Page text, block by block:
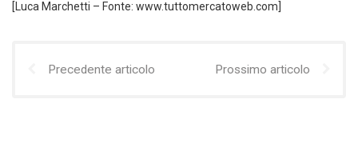
[Luca Marchetti – Fonte: www.tuttomercatoweb.com]
Precedente articolo Prossimo articolo